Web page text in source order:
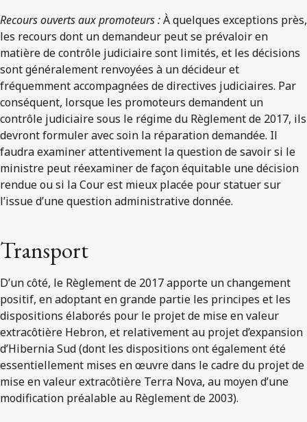
Recours ouverts aux promoteurs :À quelques exceptions près,
les recours dont un demandeur peut se prévaloir en
matière de contrôle judiciaire sont limités, et les décisions
sont généralement renvoyées à un décideur et
fréquemment accompagnées de directives judiciaires. Par
conséquent, lorsque les promoteurs demandent un
contrôle judiciaire sous le régime du Règlement de 2017, ils
devront formuler avec soin la réparation demandée. Il
faudra examiner attentivement la question de savoir si le
ministre peut réexaminer de façon équitable une décision
rendue ou si la Cour est mieux placée pour statuer sur
l’issue d’une question administrative donnée.
Transport
D’un côté, le Règlement de 2017 apporte un changement
positif, en adoptant en grande partie les principes et les
dispositions élaborés pour le projet de mise en valeur
extracôtière Hebron, et relativement au projet d’expansion
d’Hibernia Sud (dont les dispositions ont également été
essentiellement mises en œuvre dans le cadre du projet de
mise en valeur extracôtière Terra Nova, au moyen d’une
modification préalable au Règlement de 2003).